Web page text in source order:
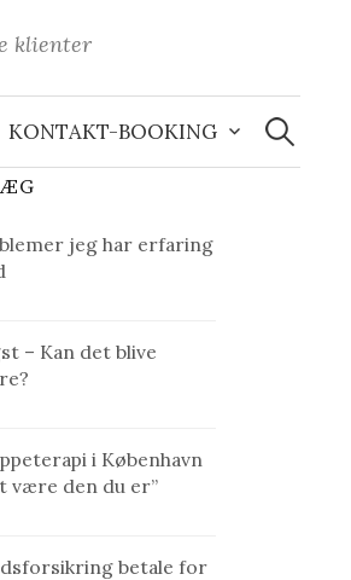
klienter
KONTAKT-BOOKING
Søg
efter:
jeg har erfaring
– Kan det blive
i København
være den du er”
betale for